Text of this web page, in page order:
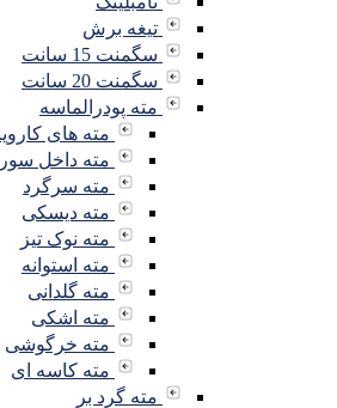
تیغه برش
سگمنت 15 سانت
سگمنت 20 سانت
مته پودرالماسه
مته های کاروینگ
مته داخل سوراخ
مته سرگرد
مته دیسکی
مته نوک تیز
مته استوانه
مته گلدانی
مته اشکی
مته خرگوشی
مته کاسه ای
مته گرد بر